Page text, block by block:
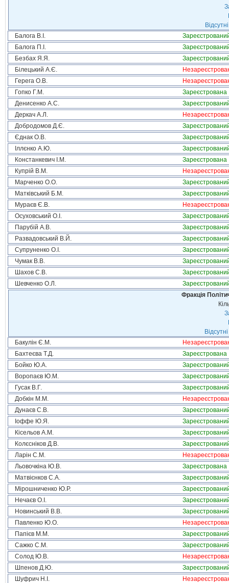
Балога В.І.
Балога П.І.
Безбах Я.Я.
Білецький А.Є.
Герега О.В.
Гопко Г.М.
Зареєстрована
Денисенко А.С.
Деркач А.Л.
Добродомов Д.Є.
Єднак О.В.
Іллєнко А.Ю.
Констанкевич І.М.
Зареєстрована
Купрій В.М.
Марченко О.О.
Матківський Б.М.
Мураєв Є.В.
Осуховський О.І.
Парубій А.В.
Развадовський В.Й.
Супруненко О.І.
Чумак В.В.
Шахов С.В.
Шевченко О.Л.
Фракція
Бакулін Є.М.
Бахтеєва Т.Д.
Зареєстрована
Бойко Ю.А.
Воропаєв Ю.М.
Гусак В.Г.
Добкін М.М.
Дунаєв С.В.
Іоффе Ю.Я.
Кісельов А.М.
Колєсніков Д.В.
Ларін С.М.
Льовочкіна Ю.В.
Зареєстрована
Матвієнков С.А.
Мірошниченко Ю.Р.
Нечаєв О.І.
Новинський В.В.
Павленко Ю.О.
Папієв М.М.
Сажко С.М.
Солод Ю.В.
Шпенов Д.Ю.
Шуфрич Н.І.